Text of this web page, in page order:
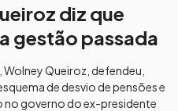
diz que
gestão passada
Queiroz, defendeu,
de desvio de pensões e
governo do ex-presidente